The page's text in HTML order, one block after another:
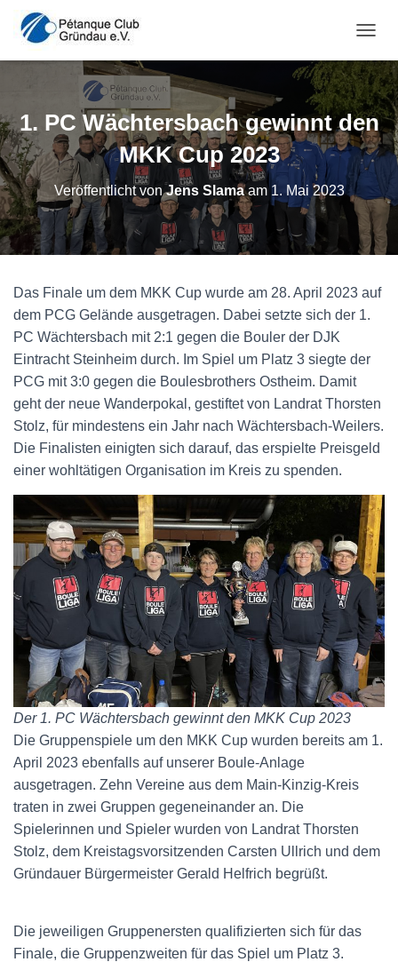
1. PC Wächtersbach gewinnt den
MKK Cup 2023
Veröffentlicht vonJens Slamaam1. Mai 2023
Das Finale um dem MKK Cup wurde am 28. April 2023 auf
dem PCG Gelände ausgetragen. Dabei setzte sich der 1.
PC Wächtersbach mit 2:1 gegen die Bouler der DJK
Eintracht Steinheim durch. Im Spiel um Platz 3 siegte der
PCG mit 3:0 gegen die Boulesbrothers Ostheim. Damit
geht der neue Wanderpokal, gestiftet von Landrat Thorsten
Stolz, für mindestens ein Jahr nach Wächtersbach-Weilers.
Die Finalisten einigten sich darauf, das erspielte Preisgeld
einer wohltätigen Organisation im Kreis zu spenden.
Der 1. PC Wächtersbach gewinnt den MKK Cup 2023
Die Gruppenspiele um den MKK Cup wurden bereits am 1.
April 2023 ebenfalls auf unserer Boule-Anlage
ausgetragen. Zehn Vereine aus dem Main-Kinzig-Kreis
traten in zwei Gruppen gegeneinander an. Die
Spielerinnen und Spieler wurden von Landrat Thorsten
Stolz, dem Kreistagsvorsitzenden Carsten Ullrich und dem
Gründauer Bürgermeister Gerald Helfrich begrüßt.
Die jeweiligen Gruppenersten qualifizierten sich für das
Finale, die Gruppenzweiten für das Spiel um Platz 3.